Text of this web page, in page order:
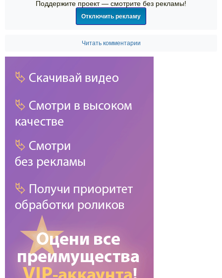
Поддержите проект — смотрите без рекламы!
Отключить рекламу
Читать комментарии